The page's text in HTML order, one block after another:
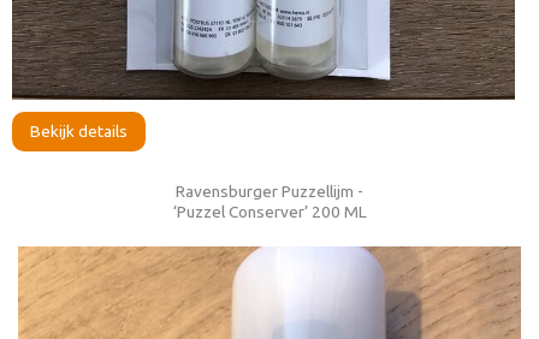
Bekijk details
Ravensburger Puzzellijm -
‘Puzzel Conserver’ 200 ML